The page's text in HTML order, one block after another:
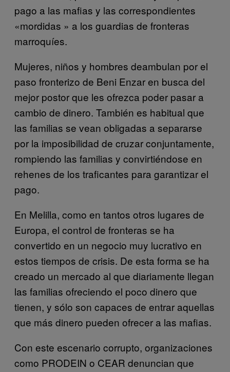
pago a las mafias y las correspondientes
«mordidas » a los guardias de fronteras
marroquíes.
Mujeres, niños y hombres deambulan por el
paso fronterizo de Beni Enzar en busca del
mejor postor que les ofrezca poder pasar a
cambio de dinero. También es habitual que
las familias se vean obligadas a separarse
por la imposibilidad de cruzar conjuntamente,
rompiendo las familias y convirtiéndose en
rehenes de los traficantes para garantizar el
pago.
En Melilla, como en tantos otros lugares de
Europa, el control de fronteras se ha
convertido en un negocio muy lucrativo en
estos tiempos de crisis. De esta forma se ha
creado un mercado al que diariamente llegan
las familias ofreciendo el poco dinero que
tienen, y sólo son capaces de entrar aquellas
que más dinero pueden ofrecer a las mafias.
Con este escenario corrupto, organizaciones
como PRODEIN o CEAR denuncian que